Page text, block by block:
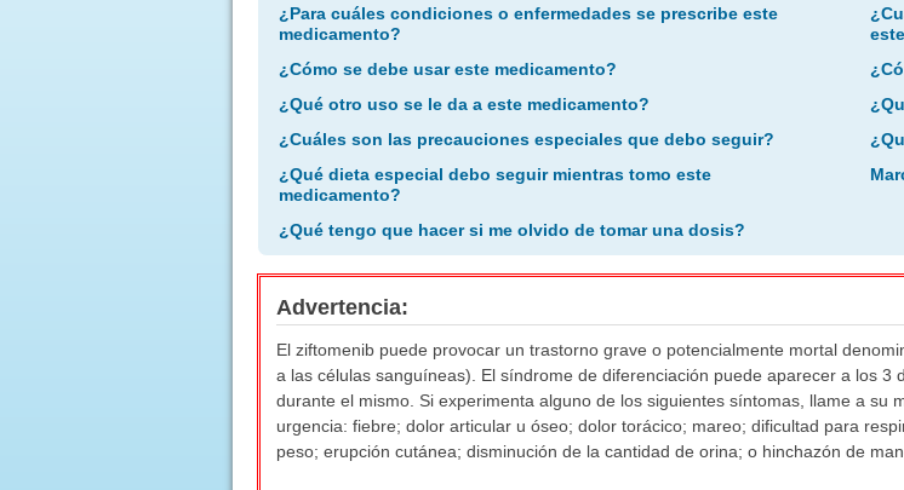
¿Para cuáles condiciones o enfermedades se prescribe este
medicamento?
¿Cómo se debe usar este medicamento?
¿Qué otro uso se le da a este medicamento?
¿Cuáles son las precauciones especiales que debo seguir?
¿Qué dieta especial debo seguir mientras tomo este
medicamento?
¿Qué tengo que hacer si me olvido de tomar una dosis?
Advertencia:
El ziftomenib puede provocar un trastorno grave o potencialmente mortal
a las células sanguíneas). El síndrome de diferenciación puede aparecer a los
durante el mismo. Si experimenta alguno de los siguientes síntomas, llame a su
urgencia: fiebre; dolor articular u óseo; dolor torácico; mareo; dificultad para
peso; erupción cutánea; disminución de la cantidad de orina; o hinchazón de